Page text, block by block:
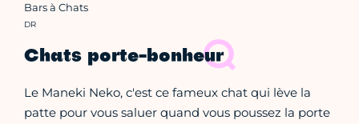
Bars à Chats
Crédit photo :
DR
Chats porte-bonheur
Le Maneki Neko, c'est ce fameux chat qui lève la
patte pour vous saluer quand vous poussez la porte